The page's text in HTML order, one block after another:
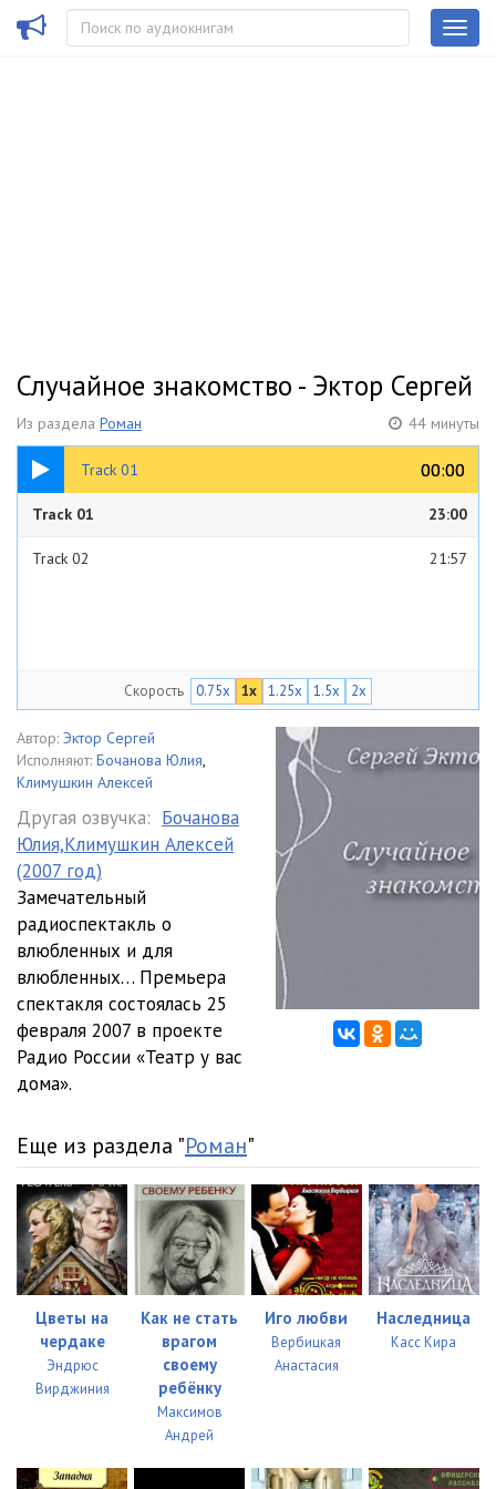
Случайное знакомство - Эктор Сергей
Из раздела Роман 44 минуты
Track 01 00:00
00:00
23:00
Track 01 23:00
Track 02 21:57
Скорость 0.75x 1x 1.25x 1.5x 2x
Автор: Эктор Сергей
Исполняют: Бочанова Юлия,
Климушкин Алексей
Другая озвучка: Бочанова
Юлия,Климушкин Алексей
(2007 год)
Замечательный
радиоспектакль о
влюбленных и для
влюбленных… Премьера
спектакля состоялась 25
февраля 2007 в проекте
Радио России «Театр у вас
дома».
Еще из раздела "Роман"
Цветы на
чердаке
Эндрюс
Вирджиния
Как не стать
врагом
своему
ребёнку
Максимов
Андрей
Иго любви
Вербицкая
Анастасия
Наследница
Касс Кира